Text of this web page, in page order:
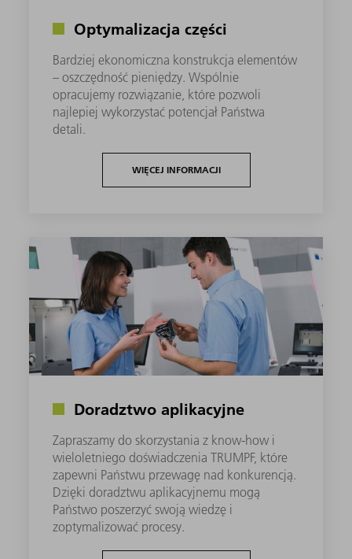
Optymalizacja części
Bardziej ekonomiczna konstrukcja elementów
– oszczędność pieniędzy. Wspólnie
opracujemy rozwiązanie, które pozwoli
najlepiej wykorzystać potencjał Państwa
detali.
WIĘCEJ INFORMACJI
Doradztwo aplikacyjne
Zapraszamy do skorzystania z know-how i
wieloletniego doświadczenia TRUMPF, które
zapewni Państwu przewagę nad konkurencją.
Dzięki doradztwu aplikacyjnemu mogą
Państwo poszerzyć swoją wiedzę i
zoptymalizować procesy.